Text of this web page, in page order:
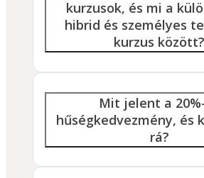
kurzusok, és mi a
hibrid és személyes
kurzus között?
Mit jelent a
hűségkedvezmény, és
rá?